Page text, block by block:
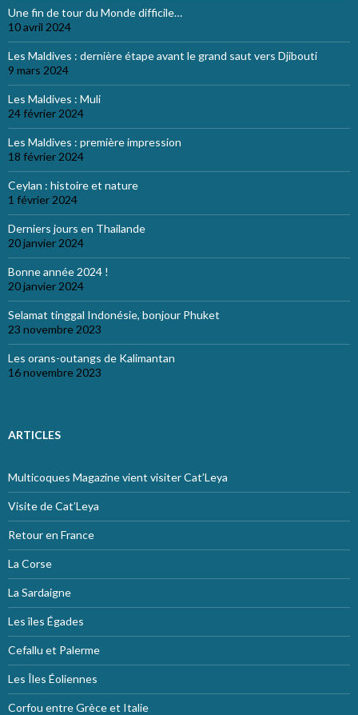
Une fin de tour du Monde difficile…
10 avril 2024
Les Maldives : dernière étape avant le grand saut vers Djibouti
9 mars 2024
Les Maldives : Muli
24 février 2024
Les Maldives : première impression
18 février 2024
Ceylan : histoire et nature
1 février 2024
Derniers jours en Thailande
20 janvier 2024
Bonne année 2024 !
20 janvier 2024
Selamat tinggal Indonésie, bonjour Phuket
23 novembre 2023
Les orans-outangs de Kalimantan
16 novembre 2023
ARTICLES
Multicoques Magazine vient visiter Cat’Leya
Visite de Cat’Leya
Retour en France
La Corse
La Sardaigne
Les îles Égades
Cefallu et Palerme
Les Îles Éoliennes
Corfou entre Grèce et Italie